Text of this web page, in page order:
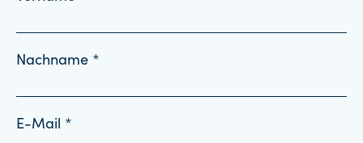
Nachname *
E-Mail *